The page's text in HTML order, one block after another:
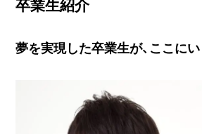
卒業生紹介
夢を実現した卒業生が、ここにい